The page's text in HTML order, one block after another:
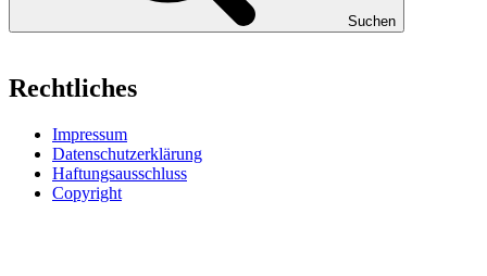
Suchen
Rechtliches
Impressum
Datenschutzerklärung
Haftungsausschluss
Copyright